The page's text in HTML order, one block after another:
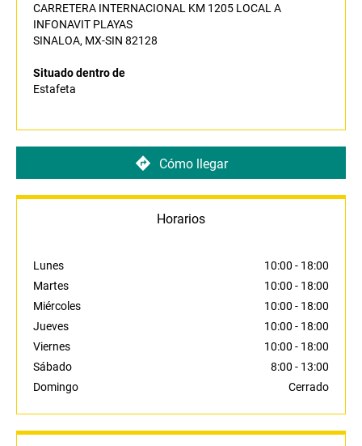
CARRETERA INTERNACIONAL KM 1205 LOCAL A
INFONAVIT PLAYAS
SINALOA, MX-SIN 82128
Situado dentro de
Estafeta
Cómo llegar
Horarios
Lunes 10:00 - 18:00
Martes
10:00 - 18:00
Miércoles
10:00 - 18:00
Jueves
10:00 - 18:00
Viernes
10:00 - 18:00
Sábado
8:00 - 13:00
Domingo
Cerrado